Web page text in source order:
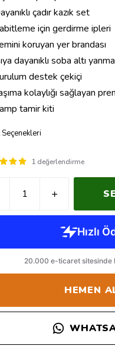
çadır kazık set
için gerdirme ipleri
koruyan yer brandası
dayanıklı soba altı
destek çekiçi
kolaylığı sağlayan
tamir kiti
Seçenekleri
1 değerlendirme
HEMEN